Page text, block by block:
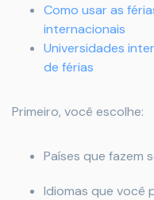
Como usar as
internacionais
Universidades
de férias
Primeiro, você escolhe:
Países que fazem
Idiomas que você